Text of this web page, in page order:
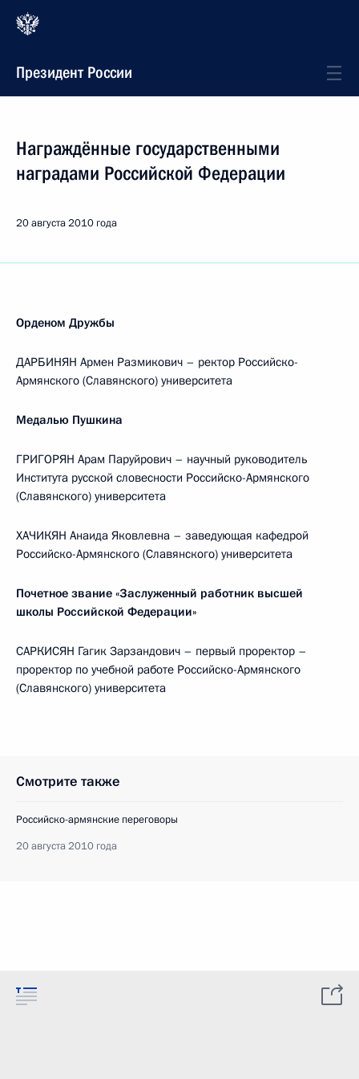
Президент России
Награждённые государственными
наградами Российской Федерации
20 августа 2010 года
Орденом Дружбы
ДАРБИНЯН Армен Размикович – ректор Российско-
Армянского (Славянского) университета
Медалью Пушкина
ГРИГОРЯН Арам Паруйрович – научный руководитель
Института русской словесности Российско-Армянского
(Славянского) университета
ХАЧИКЯН Анаида Яковлевна – заведующая кафедрой
Российско-Армянского (Славянского) университета
Почетное звание «Заслуженный работник высшей
школы Российской Федерации»
САРКИСЯН Гагик Зарзандович – первый проректор –
проректор по учебной работе Российско-Армянского
(Славянского) университета
Смотрите также
Российско-армянские переговоры
20 августа 2010 года